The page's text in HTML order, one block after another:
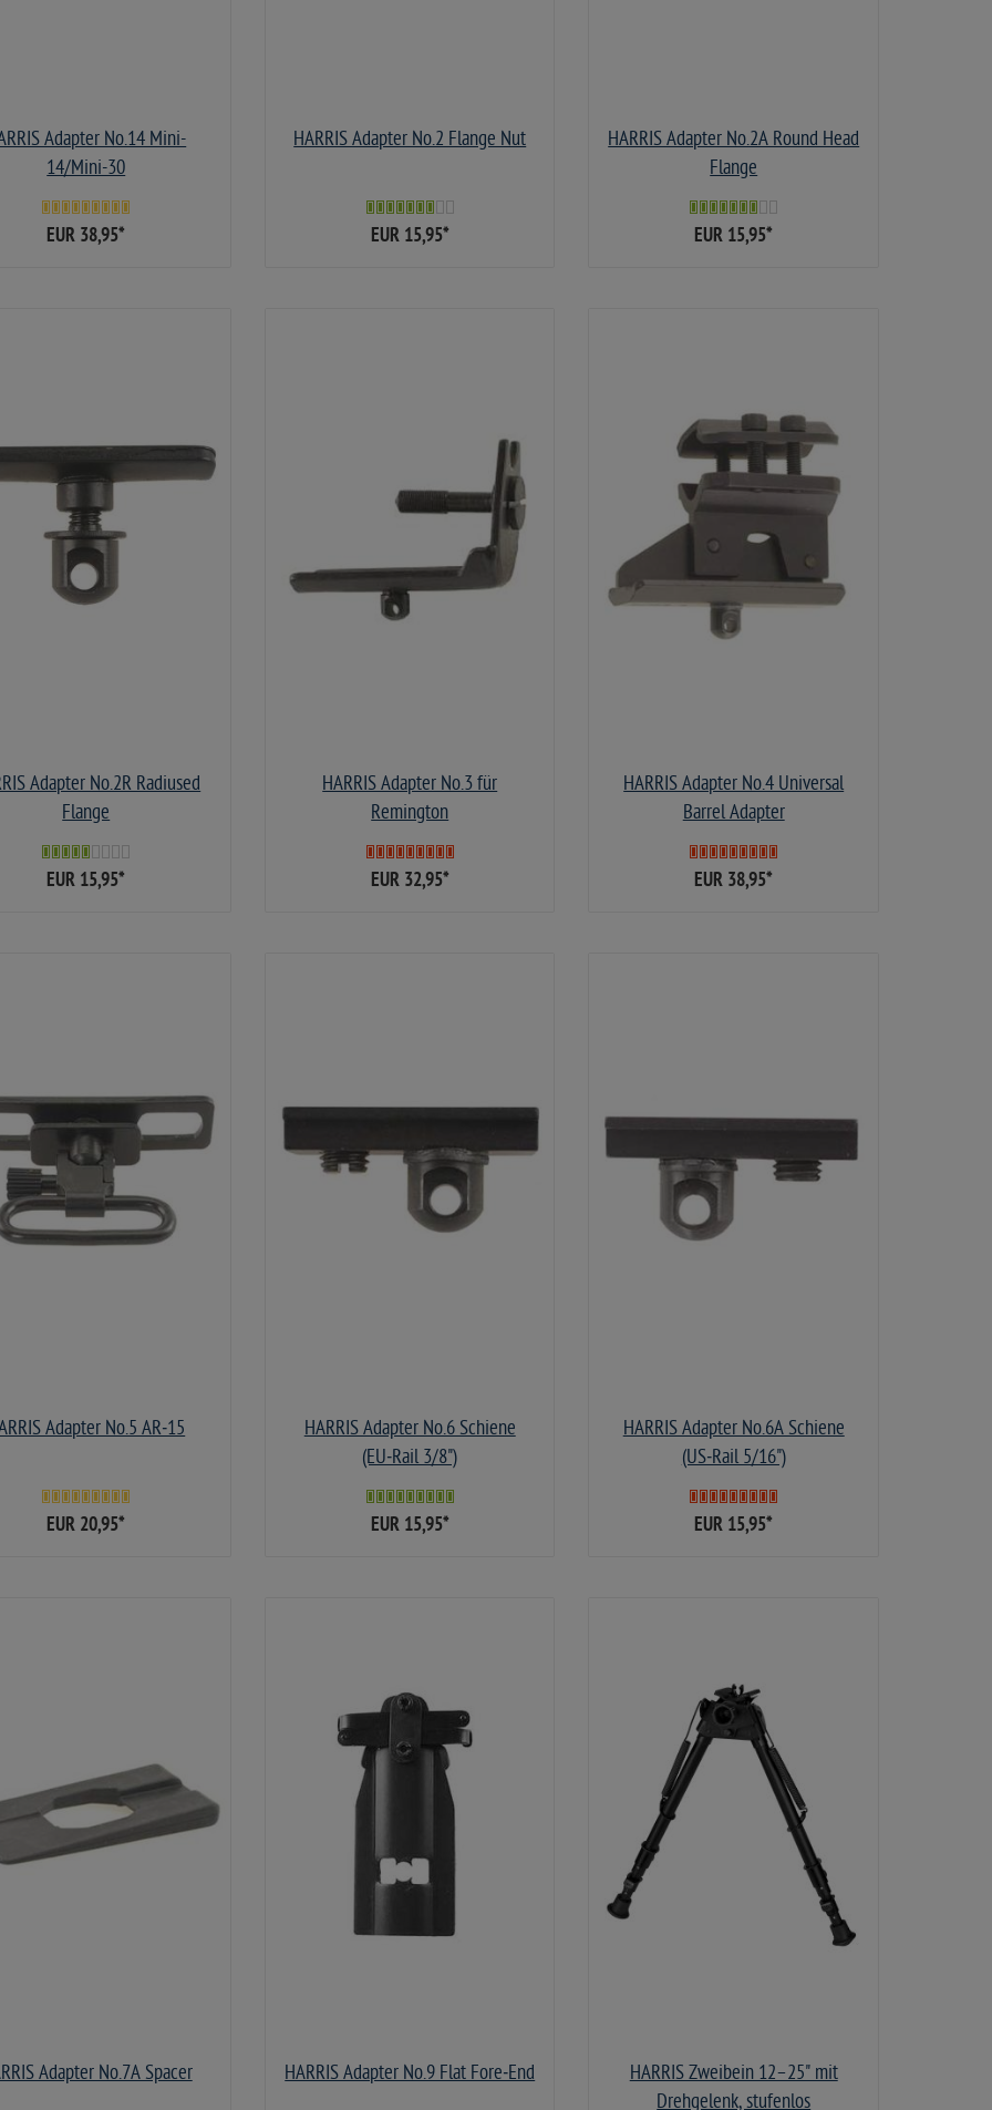
Adapter No.14 Mini-
14/Mini-30
EUR 38,95*
HARRIS Adapter No.2 Flange Nut
EUR 15,95*
HARRIS Adapter No.2A Round Head
Flange
EUR 15,95*
Adapter No.2R Radiused
Flange
EUR 15,95*
HARRIS Adapter No.3 für
Remington
EUR 32,95*
HARRIS Adapter No.4 Universal
Barrel Adapter
EUR 38,95*
Adapter No.5 AR‑15
EUR 20,95*
HARRIS Adapter No.6 Schiene
(EU‑Rail 3/8")
EUR 15,95*
HARRIS Adapter No.6A Schiene
(US‑Rail 5/16")
EUR 15,95*
Adapter No.7A Spacer HARRIS Adapter No.9 Flat Fore‑End
HARRIS Zweibein 12–25" mit
Drehgelenk, stufenlos